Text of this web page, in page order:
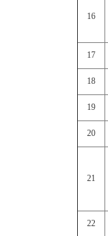
16
17
18
19
20
21
22